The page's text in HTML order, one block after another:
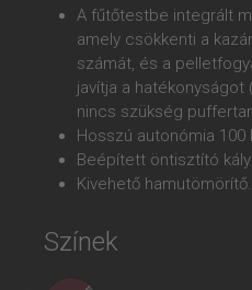
A fűtőtestbe integrált
amely csökkenti a
számát, és a
javítja a
nincs szükség
Hosszú autonómia 100
Beépített öntisztító
Kivehető hamutömörítő.
Színek